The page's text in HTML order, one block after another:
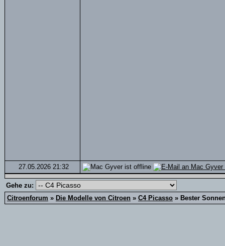
27.05.2026 21:32
Gehe zu:
Citroenforum » Die Modelle von Citroen » C4 Picasso » Bester